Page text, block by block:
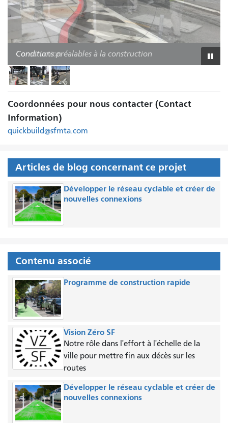
Conditions préalables à la construction
Construction
Conditions post-construction
ou
en
Coordonnées pour nous contacter (Contact
Information)
quickbuild@sfmta.com
Articles de blog concernant ce projet
Développer le réseau cyclable et créer de
nouvelles connexions
Contenu associé
Programme de construction rapide
Vision Zéro SF
Notre rôle dans l'effort à l'échelle de la
ville pour mettre fin aux décès sur les
routes
Développer le réseau cyclable et créer de
nouvelles connexions